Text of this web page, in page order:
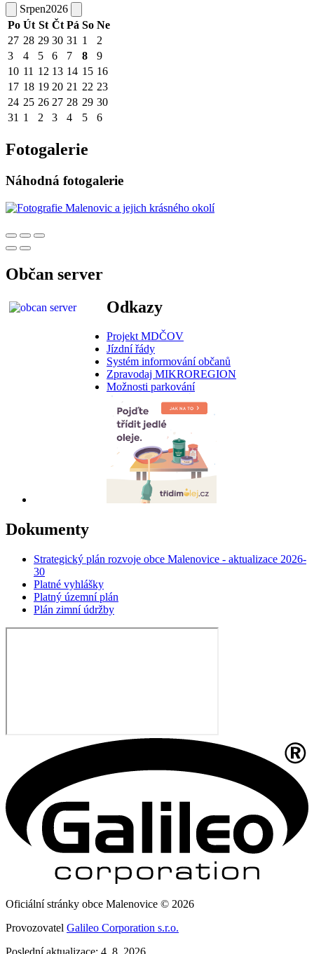
Srpen2026
Po Út St Čt Pá So Ne
27 28 29 30 31 1
2
3
4 5 6 7 8
9
10 11 12 13 14 15 16
17 18 19 20 21 22 23
24 25 26 27 28 29 30
31 1 2 3 4 5 6
Fotogalerie
Náhodná fotogalerie
Občan server
Odkazy
Projekt MDČOV
Jízdní řády
Systém informování občanů
Zpravodaj MIKROREGION
Možnosti parkování
Dokumenty
Strategický plán rozvoje obce Malenovice - aktualizace 2026-
30
Platné vyhlášky
Platný územní plán
Plán zimní údržby
Oficiální stránky obce Malenovice © 2026
Provozovatel Galileo Corporation s.r.o.
Poslední aktualizace: 4. 8. 2026